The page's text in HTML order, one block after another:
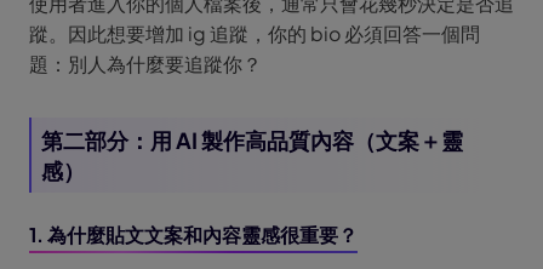
蹤。因此想要增加 ig 追蹤，你的 bio 必須回答一個問
題：別人為什麼要追蹤你？
第二部分：用 AI 製作高品質內容（文案＋靈
感）
1. 為什麼貼文文案和內容靈感很重要？